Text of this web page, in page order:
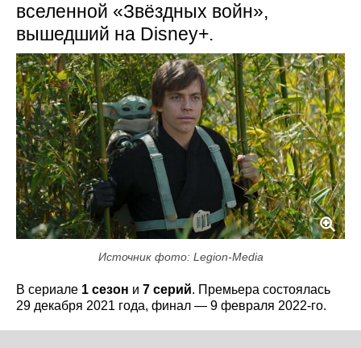
вселенной «Звёздных войн»,
вышедший на Disney+.
Источник фото: Legion-Media
В сериале 1 сезон и 7 серий. Премьера состоялась
29 декабря 2021 года, финал — 9 февраля 2022-го.